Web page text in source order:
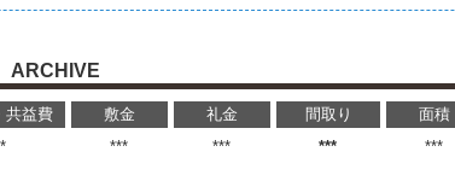
ARCHIVE
共益費 敷金 礼金 間取り 面積
*** *** *** ***